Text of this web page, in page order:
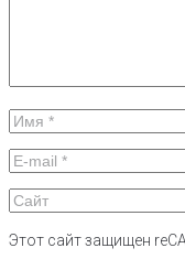
Этот сайт защищен